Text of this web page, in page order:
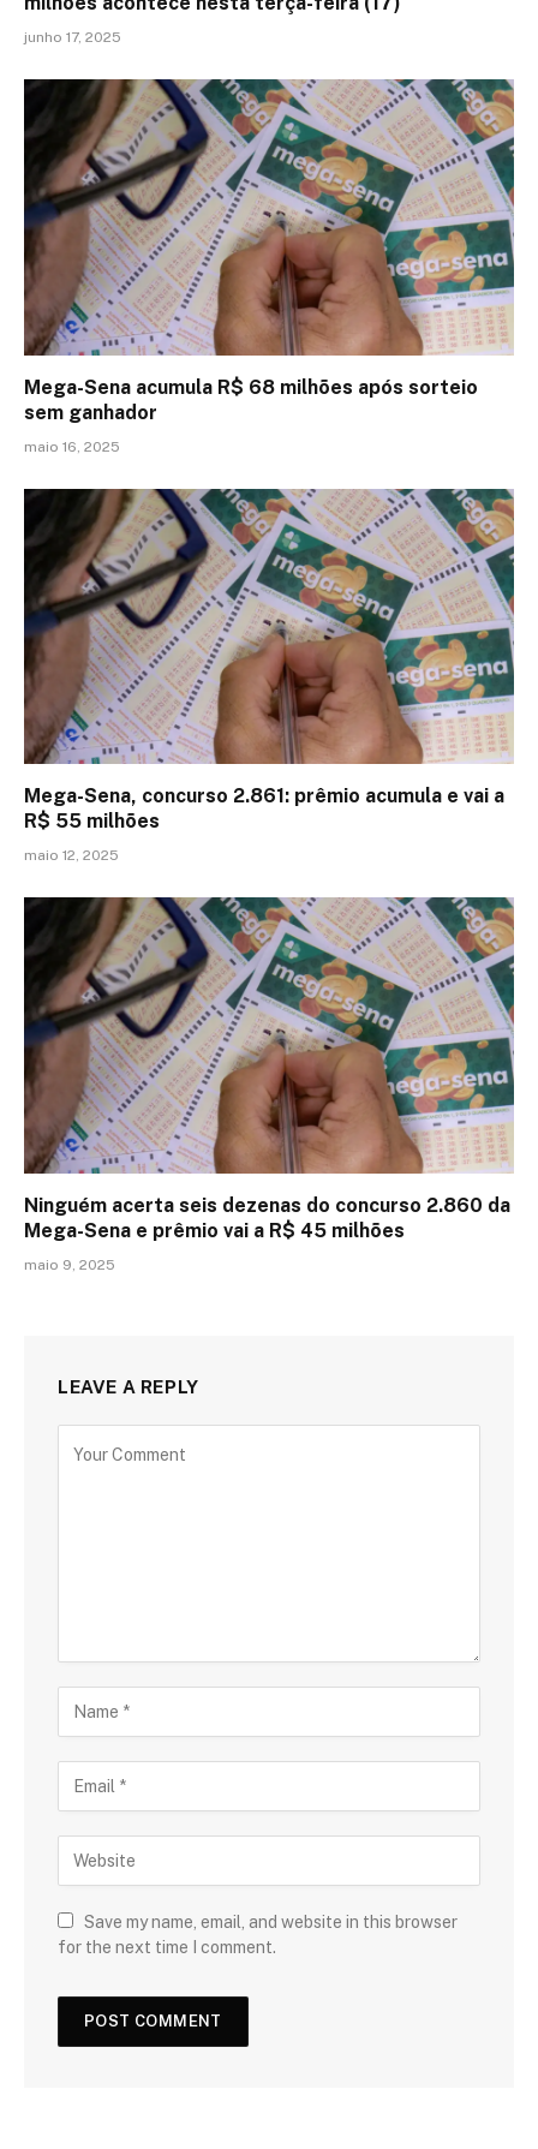
junho 17, 2025
Mega-Sena acumula R$ 68 milhões após sorteio
sem ganhador
maio 16, 2025
Mega-Sena, concurso 2.861: prêmio acumula e vai a
R$ 55 milhões
maio 12, 2025
Ninguém acerta seis dezenas do concurso 2.860 da
Mega-Sena e prêmio vai a R$ 45 milhões
maio 9, 2025
LEAVE A REPLY
Save my name, email, and website in this browser
for the next time I comment.